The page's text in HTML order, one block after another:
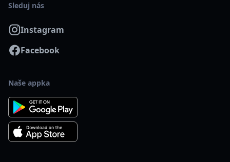
Sleduj nás
Instagram
Facebook
Naše appka